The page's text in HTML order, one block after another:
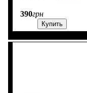
390грн
Купить